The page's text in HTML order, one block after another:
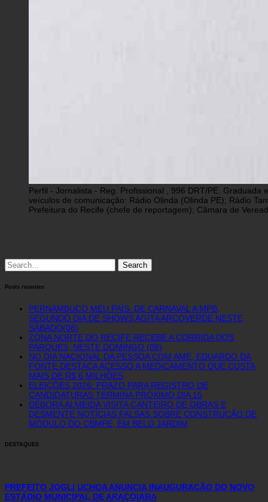
Perfil - Jornalista - Reg. Profissional , 996 DRT/PE.
veículos de comunicação: Rádio Olinda (Olinda PE); Rádio
Prefeitura do Recife (chefe de reportagem); Câmara de
Search
for:
Posts recentes
PERNAMBUCO MEU PAÍS: DE CARNAVAL A MPB,
SEGUNDO DIA DE SHOWS AGITA ARCOVERDE NESTE
SÁBADO(08)
ZONA NORTE DO RECIFE RECEBE A CORRIDA DOS
PARQUES, NESTE DOMINGO (08)
NO DIA NACIONAL DA PESSOA COM AME, EDUARDO DA
FONTE DESTACA ACESSO A MEDICAMENTO QUE CUSTA
MAIS DE R$ 6 MILHÕES
ELEIÇÕES 2026: PRAZO PARA REGISTRO DE
CANDIDATURAS TERMINA PRÓXIMO DIA 15
DÉBORA ALMEIDA VISITA CANTEIRO DE OBRAS E
DESMENTE NOTÍCIAS FALSAS SOBRE CONSTRUÇÃO DE
MÓDULO DO CBMPE, EM BELO JARDIM
DESTAQUES
PREFEITO JOGLI UCHOA ANUNCIA INAUGURAÇÃO DO NOVO
ESTÁDIO MUNICIPAL DE ARAÇOIABA